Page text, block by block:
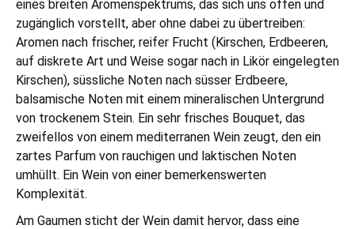
eines breiten Aromenspektrums, das sich uns offen und
zugänglich vorstellt, aber ohne dabei zu übertreiben:
Aromen nach frischer, reifer Frucht (Kirschen, Erdbeeren,
auf diskrete Art und Weise sogar nach in Likör eingelegten
Kirschen), süssliche Noten nach süsser Erdbeere,
balsamische Noten mit einem mineralischen Untergrund
von trockenem Stein. Ein sehr frisches Bouquet, das
zweifellos von einem mediterranen Wein zeugt, den ein
zartes Parfum von rauchigen und laktischen Noten
umhüllt. Ein Wein von einer bemerkenswerten
Komplexität.
Am Gaumen sticht der Wein damit hervor, dass eine